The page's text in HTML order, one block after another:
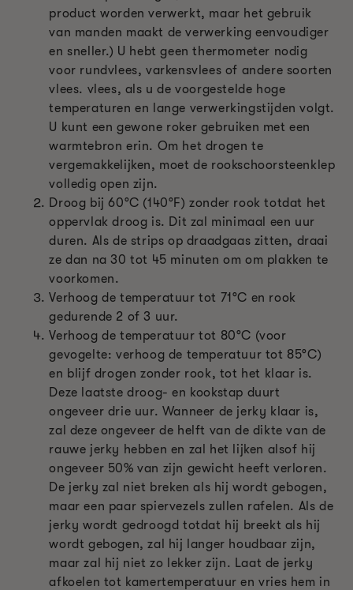
product worden verwerkt, maar het gebruik
van manden maakt de verwerking eenvoudiger
en sneller.) U hebt geen thermometer nodig
voor rundvlees, varkensvlees of andere soorten
vlees. vlees, als u de voorgestelde hoge
temperaturen en lange verwerkingstijden volgt.
U kunt een gewone roker gebruiken met een
warmtebron erin. Om het drogen te
vergemakkelijken, moet de rookschoorsteenklep
volledig open zijn.
Droog bij 60°C (140°F) zonder rook totdat het
oppervlak droog is. Dit zal minimaal een uur
duren. Als de strips op draadgaas zitten, draai
ze dan na 30 tot 45 minuten om om plakken te
voorkomen.
Verhoog de temperatuur tot 71°C en rook
gedurende 2 of 3 uur.
Verhoog de temperatuur tot 80°C (voor
gevogelte: verhoog de temperatuur tot 85°C)
en blijf drogen zonder rook, tot het klaar is.
Deze laatste droog- en kookstap duurt
ongeveer drie uur. Wanneer de jerky klaar is,
zal deze ongeveer de helft van de dikte van de
rauwe jerky hebben en zal het lijken alsof hij
ongeveer 50% van zijn gewicht heeft verloren.
De jerky zal niet breken als hij wordt gebogen,
maar een paar spiervezels zullen rafelen. Als de
jerky wordt gedroogd totdat hij breekt als hij
wordt gebogen, zal hij langer houdbaar zijn,
maar zal hij niet zo lekker zijn. Laat de jerky
afkoelen tot kamertemperatuur en vries hem in